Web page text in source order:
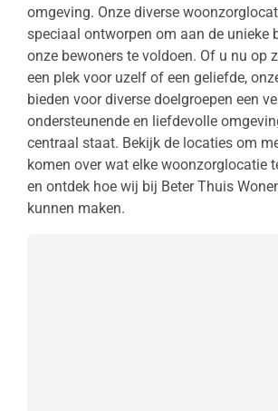
omgeving. Onze diverse
speciaal ontworpen om aan de unieke
onze bewoners te voldoen. Of u nu op
een plek voor uzelf of een geliefde,
bieden voor diverse doelgroepen een
ondersteunende en liefdevolle
centraal staat. Bekijk de locaties om
komen over wat elke woonzorglocatie
en ontdek hoe wij bij Beter Thuis
kunnen maken.